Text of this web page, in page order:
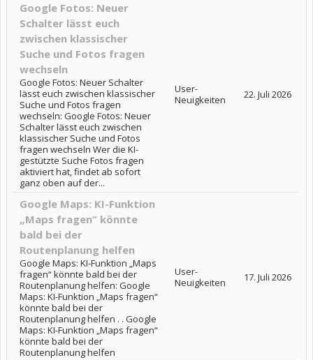
Google Fotos: Neuer
Schalter lässt euch
zwischen klassischer
Suche und Fotos fragen
wechseln
Google Fotos: Neuer Schalter
lässt euch zwischen klassischer
Suche und Fotos fragen
wechseln: Google Fotos: Neuer
Schalter lässt euch zwischen
klassischer Suche und Fotos
fragen wechseln Wer die KI-
gestützte Suche Fotos fragen
aktiviert hat, findet ab sofort
ganz oben auf der...
User-
Neuigkeiten
22. Juli 2026
Google Maps: KI-Funktion
„Maps fragen“ könnte
bald bei der
Routenplanung helfen
Google Maps: KI-Funktion „Maps
fragen“ könnte bald bei der
Routenplanung helfen: Google
Maps: KI-Funktion „Maps fragen“
könnte bald bei der
Routenplanung helfen . . Google
Maps: KI-Funktion „Maps fragen“
könnte bald bei der
Routenplanung helfen
User-
Neuigkeiten
17. Juli 2026